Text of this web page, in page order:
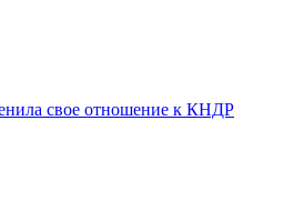
свое отношение к КНДР